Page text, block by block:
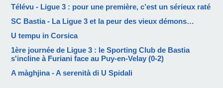
Télévu - Ligue 3 : pour une première, c’est un sérieux raté
SC Bastia - La Ligue 3 et la peur des vieux démons…
U tempu in Corsica
1ère journée de Ligue 3 : le Sporting Club de Bastia
s'incline à Furiani face au Puy-en-Velay (0-2)
A màghjina - A serenità di U Spidali